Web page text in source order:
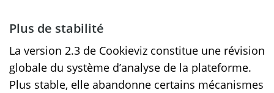
Plus de stabilité
La version 2.3 de Cookieviz constitue une révision
globale du système d’analyse de la plateforme.
Plus stable, elle abandonne certains mécanismes